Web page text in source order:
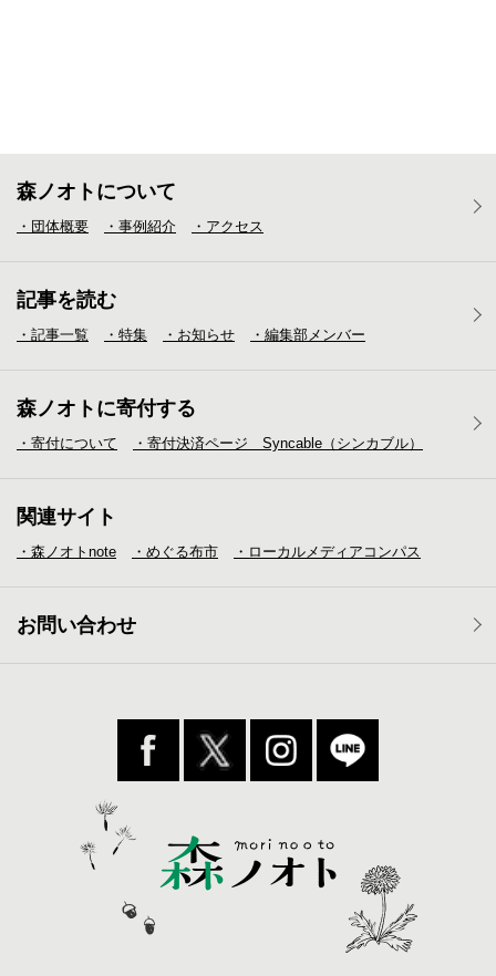
森ノオトについて
・団体概要 ・事例紹介 ・アクセス
記事を読む
・記事一覧 ・特集 ・お知らせ ・編集部メンバー
森ノオトに寄付する
・寄付について ・寄付決済ページ Syncable（シンカブル）
関連サイト
・森ノオトnote ・めぐる布市 ・ローカルメディア コンパス
お問い合わせ